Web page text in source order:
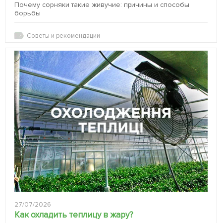
Почему сорняки такие живучие: причины и способы
борьбы
Советы и рекомендации
27/07/2026
Как охладить теплицу в жару?